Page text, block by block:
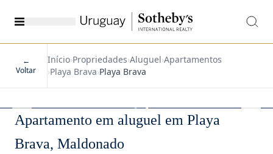
←
Voltar
Início›Propriedades›Aluguel›Apartamentos
›Playa Brava›Playa Brava
1/18
Apartamento em aluguel em Playa
Brava, Maldonado